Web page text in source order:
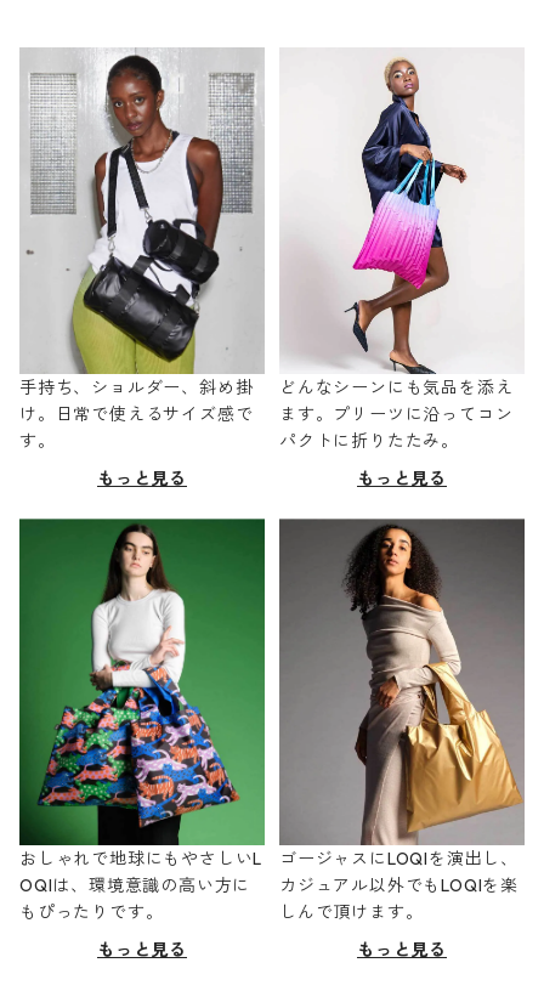
手持ち、ショルダー、斜め掛
け。日常で使えるサイズ感で
す。
もっと見る
どんなシーンにも気品を添え
ます。プリーツに沿ってコン
パクトに折りたたみ。
もっと見る
おしゃれで地球にもやさしいL
OQIは、環境意識の高い方に
もぴったりです。
もっと見る
ゴージャスにLOQIを演出し、
カジュアル以外でもLOQIを楽
しんで頂けます。
もっと見る